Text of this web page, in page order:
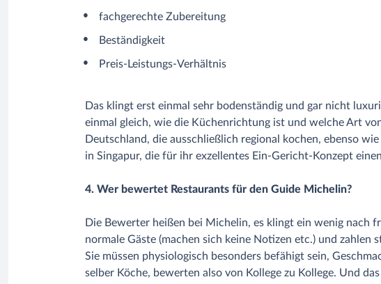
fachgerechte Zubereitung
Beständigkeit
Preis-Leistungs-Verhältnis
Das klingt erst einmal sehr bodenständig und gar nicht
einmal gleich, wie die Küchenrichtung ist und welche Art
Deutschland, die ausschließlich regional kochen, ebenso
in Singapur, die für ihr exzellentes Ein-Gericht-Konzept
4. Wer bewertet Restaurants für den Guide Michelin?
Die Bewerter heißen bei Michelin, es klingt ein wenig nach
normale Gäste (machen sich keine Notizen etc.) und
Sie müssen physiologisch besonders befähigt sein,
selber Köche, bewerten also von Kollege zu Kollege. Und